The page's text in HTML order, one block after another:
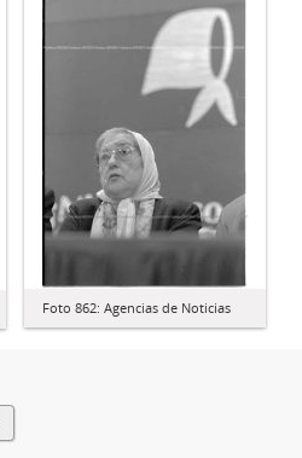
Foto 862: Agencias de Noticias